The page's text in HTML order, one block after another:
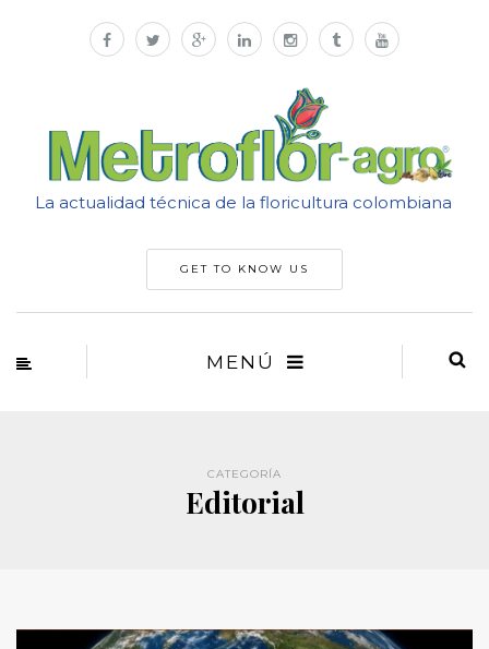
La actualidad técnica de la floricultura colombiana
GET TO KNOW US
MENÚ
CATEGORÍA
Editorial